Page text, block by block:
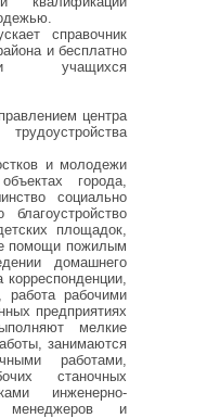
справочник
и бесплатно
учащихся
центра
и молодежи
города,
социально
площадок,
помощи пожилым
домашнего
корреспонденции,
работа рабочими
предприятиях
мелкие
занимаются
работами,
станочных
инженерно-
менеджеров и